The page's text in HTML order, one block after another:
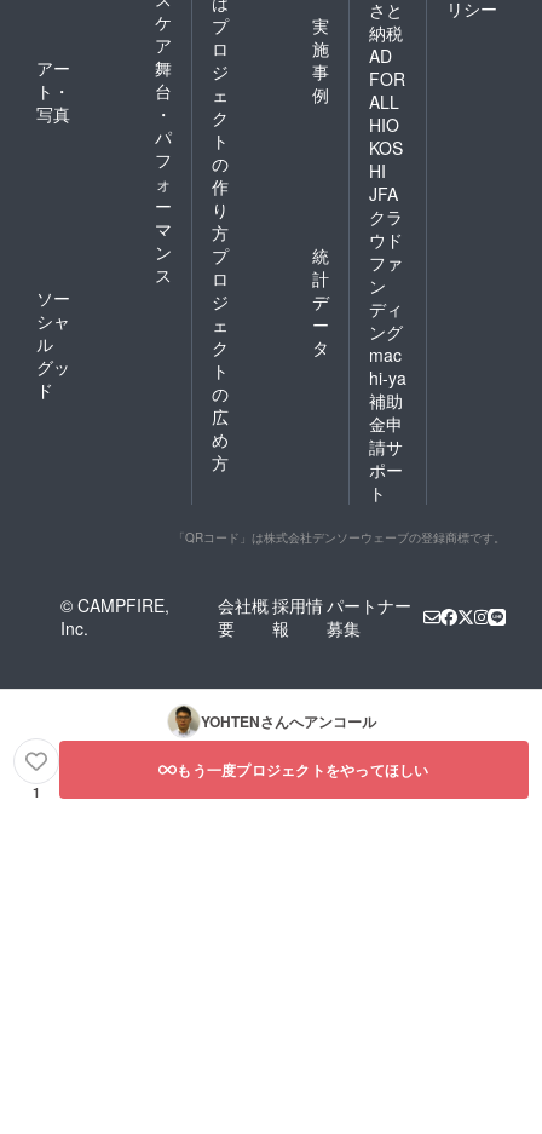
ケ
ア
アー
ト・
写真
舞
台
・
パ
フ
ォ
ー
マ
ン
ス
ソー
シャ
ル
グッ
ド
プ
ロ
ジ
ェ
ク
ト
の
作
り
方
実
施
事
例
プ
ロ
ジ
ェ
ク
ト
の
広
め
方
統
計
デ
ー
タ
さと
納税
AD
FOR
ALL
HIO
KOS
HI
JFA
クラ
ウド
ファ
ン
ディ
ング
mac
hi-ya
補助
金申
請サ
ポー
ト
リシー
「QRコード」は株式会社デンソーウェーブの登録商標です。
© CAMPFIRE,
Inc.
会社概
要
採用情
報
パートナー
募集
YOHTENさんへアンコール
1
もう一度プロジェクトをやってほしい